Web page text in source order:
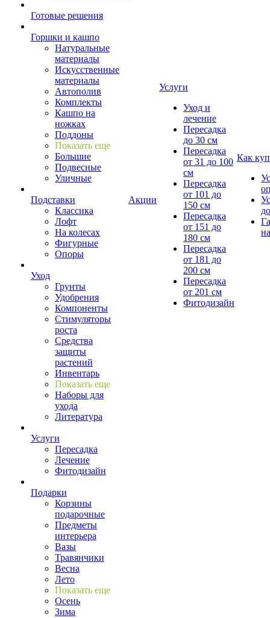
Готовые решения
Горшки и кашпо
Натуральные
материалы
Искусственные
материалы
Автополив
Комплекты
Кашпо на
ножках
Поддоны
Показать еще
Большие
Подвесные
Уличные
Подставки
Классика
Лофт
На колесах
Фигурные
Опоры
Уход
Грунты
Удобрения
Компоненты
Стимуляторы
роста
Средства
защиты
растений
Инвентарь
Показать еще
Наборы для
ухода
Литература
Услуги
Пересадка
Лечение
Фитодизайн
Подарки
Корзины
подарочные
Предметы
интерьера
Вазы
Травянчики
Весна
Лето
Показать еще
Осень
Зима
Акции
Услуги
Уход и
лечение
Пересадка
до 30 см
Пересадка
от 31 до 100
см
Пересадка
от 101 до
150 см
Пересадка
от 151 до
180 см
Пересадка
от 181 до
200 см
Пересадка
от 201 см
Фитодизайн
Как